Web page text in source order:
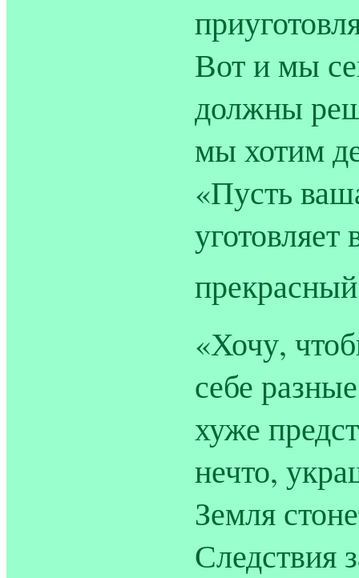
Вот и мы
должны
мы хотим
«Пусть
«Хочу,
себе
хуже
нечто,
Земля
Следствия